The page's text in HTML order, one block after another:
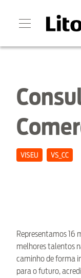
VISEU VS_CC
Representamos 16
melhores talentos
caminho de forma
para o futuro,